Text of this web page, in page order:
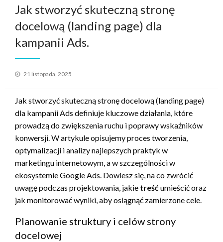
Jak stworzyć skuteczną stronę
docelową (landing page) dla
kampanii Ads.
Opublikowane
21 listopada, 2025
Jak stworzyć skuteczną stronę docelową (landing page)
dla kampanii Ads definiuje kluczowe działania, które
prowadzą do zwiększenia ruchu i poprawy wskaźników
konwersji. W artykule opisujemy proces tworzenia,
optymalizacji i analizy najlepszych praktyk w
marketingu internetowym, a w szczególności w
ekosystemie Google Ads. Dowiesz się, na co zwrócić
uwagę podczas projektowania, jakie treśćumieścić oraz
jak monitorować wyniki, aby osiągnąć zamierzone cele.
Planowanie struktury i celów strony
docelowej